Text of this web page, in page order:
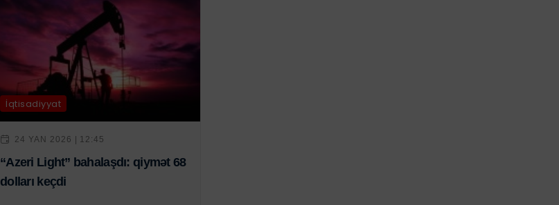
İqtisadiyyat
24 YAN 2026 | 12:45
“Azeri Light” bahalaşdı: qiymət 68
dolları keçdi